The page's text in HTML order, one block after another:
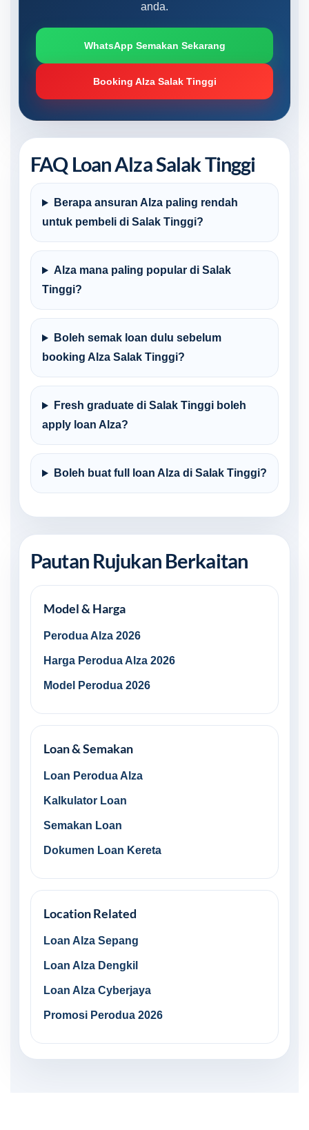
anda.
WhatsApp Semakan Sekarang
Booking Alza Salak Tinggi
FAQ Loan Alza Salak Tinggi
Berapa ansuran Alza paling rendah
untuk pembeli di Salak Tinggi?
Alza mana paling popular di Salak
Tinggi?
Boleh semak loan dulu sebelum
booking Alza Salak Tinggi?
Fresh graduate di Salak Tinggi boleh
apply loan Alza?
Boleh buat full loan Alza di Salak Tinggi?
Pautan Rujukan Berkaitan
Model & Harga
Perodua Alza 2026
Harga Perodua Alza 2026
Model Perodua 2026
Loan & Semakan
Loan Perodua Alza
Kalkulator Loan
Semakan Loan
Dokumen Loan Kereta
Location Related
Loan Alza Sepang
Loan Alza Dengkil
Loan Alza Cyberjaya
Promosi Perodua 2026